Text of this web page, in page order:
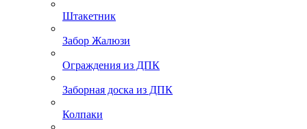
Штакетник
Забор Жалюзи
Ограждения из ДПК
Заборная доска из ДПК
Колпаки